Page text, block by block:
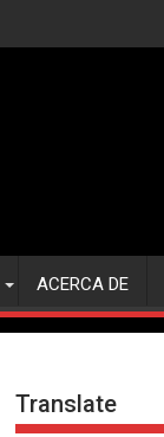
ACERCA DE
Translate